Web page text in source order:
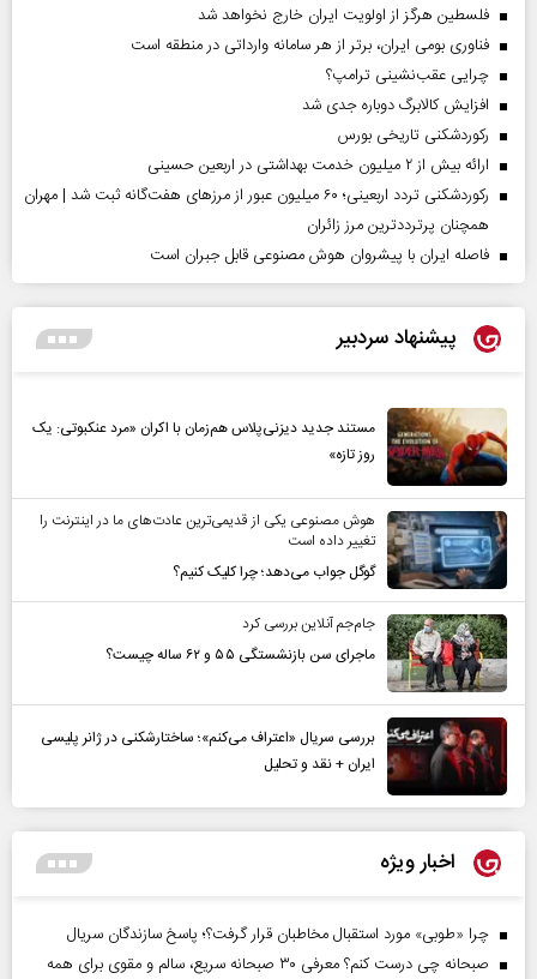
فلسطین هرگز از اولویت ایران خارج نخواهد شد
فناوری بومی ایران، برتر از هر سامانه وارداتی در منطقه است
چرایی عقب‌نشینی ترامپ؟
افزایش کالابرگ دوباره جدی شد
رکوردشکنی تاریخی بورس
ارائه بیش از ۲ میلیون خدمت بهداشتی در اربعین حسینی
رکوردشکنی تردد اربعینی؛ ۶۰ میلیون عبور از مرزهای هفت‌گانه ثبت شد | مهران
همچنان پرترددترین مرز زائران
فاصله ایران با پیشرو‌ان هوش مصنوعی قابل جبران است
پیشنهاد سردبیر
مستند جدید دیزنی‌پلاس هم‌زمان با اکران «مرد عنکبوتی: یک
روز تازه»
هوش مصنوعی یکی از قدیمی‌ترین عادت‌های ما در اینترنت را
تغییر داده است
گوگل جواب می‌دهد؛ چرا کلیک کنیم؟
جام‌جم آنلاین بررسی کرد
ماجرای سن بازنشستگی ۵۵ و ۶۲ ساله چیست؟
بررسی سریال «اعتراف می‌کنم»؛ ساختارشکنی در ژانر پلیسی
ایران + نقد و تحلیل
اخبار ویژه
چرا «طوبی» مورد استقبال مخاطبان قرار گرفت؟؛ پاسخ سازندگان سریال
صبحانه چی درست کنم؟ معرفی ۳۰ صبحانه سریع، سالم و مقوی برای همه